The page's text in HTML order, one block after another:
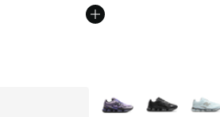
Plus de couleurs